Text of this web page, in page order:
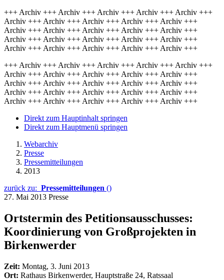
+++ Archiv +++ Archiv +++ Archiv +++ Archiv +++ Archiv +++
Archiv +++ Archiv +++ Archiv +++ Archiv +++ Archiv +++
Archiv +++ Archiv +++ Archiv +++ Archiv +++ Archiv +++
Archiv +++ Archiv +++ Archiv +++ Archiv +++ Archiv +++
Archiv +++ Archiv +++ Archiv +++ Archiv +++ Archiv +++
+++ Archiv +++ Archiv +++ Archiv +++ Archiv +++ Archiv +++
Archiv +++ Archiv +++ Archiv +++ Archiv +++ Archiv +++
Archiv +++ Archiv +++ Archiv +++ Archiv +++ Archiv +++
Archiv +++ Archiv +++ Archiv +++ Archiv +++ Archiv +++
Archiv +++ Archiv +++ Archiv +++ Archiv +++ Archiv +++
Direkt zum Hauptinhalt springen
Direkt zum Hauptmenü springen
Webarchiv
Presse
Pressemitteilungen
2013
zurück zu: Pressemitteilungen ()
27. Mai 2013 Presse
Ortstermin des Petitionsausschusses:
Koordinierung von Großprojekten in
Birkenwerder
Zeit: Montag, 3. Juni 2013
Ort: Rathaus Birkenwerder, Hauptstraße 24, Ratssaal